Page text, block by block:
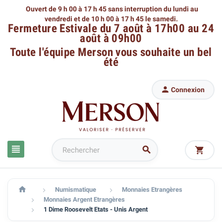
Ouvert de 9 h 00 à 17 h 45 sans interruption du lundi au
vendredi et de 10 h 00 à 17 h 45 le samedi.
Fermeture Estivale du 7 août à 17h00 au 24
août à 09h00
Toute l'équipe Mersonvous souhaite un bel
été
 
 Connexion

  Numismatique  Monnaies Etrangères
 Monnaies Argent Etrangères
 1 Dime Roosevelt Etats - Unis Argent